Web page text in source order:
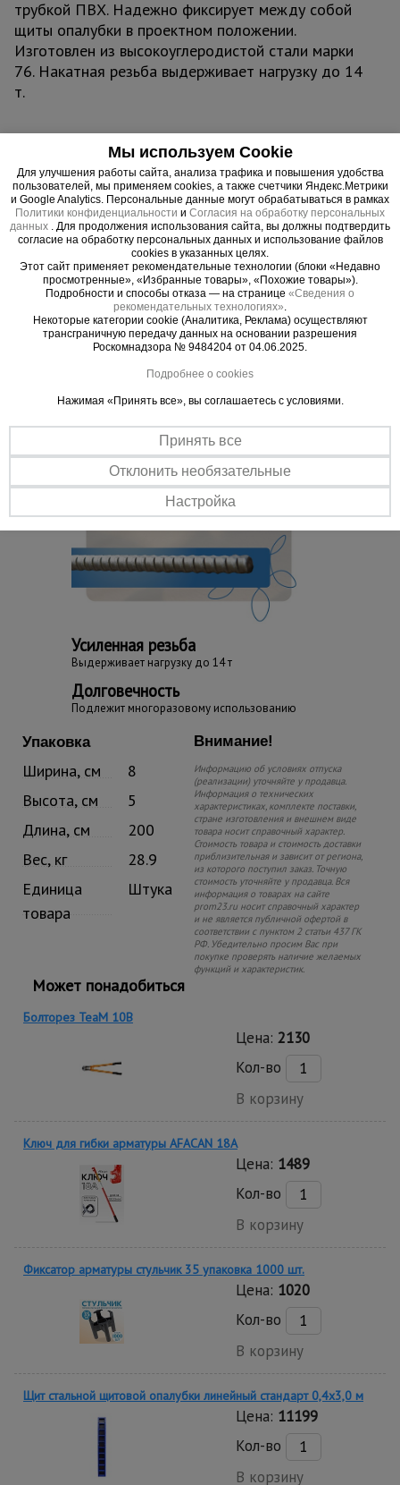
трубкой ПВХ. Надежно фиксирует между собой
щиты опалубки в проектном положении.
Изготовлен из высокоуглеродистой стали марки
76. Накатная резьба выдерживает нагрузку до 14
т.
Важные преимущества –
эффективная работа
Прочность
Сталь повышенной твердости - 76
Эффективность
Легкий монтаж / демонтаж через трубки ПВХ
Усиленная резьба
Выдерживает нагрузку до 14 т
Долговечность
Подлежит многоразовому использованию
Упаковка
Ширина, см
8
Высота, см
5
Длина, см
200
Вес, кг
28.9
Единица
товара
Штука
Внимание!
Информацию об условиях отпуска
(реализации) уточняйте у продавца.
Информация о технических
характеристиках, комплекте поставки,
стране изготовления и внешнем виде
товара носит справочный характер.
Стоимость товара и стоимость доставки
приблизительная и зависит от региона,
из которого поступил заказ. Точную
стоимость уточняйте у продавца. Вся
информация о товарах на сайте
prom23.ru носит справочный характер
и не является публичной офертой в
соответствии с пунктом 2 статьи 437 ГК
РФ. Убедительно просим Вас при
покупке проверять наличие желаемых
функций и характеристик.
Может понадобиться
Болторез TeaM 10B
Цена: 2130
Кол-во
В корзину
Ключ для гибки арматуры AFACAN 18A
Цена: 1489
Кол-во
В корзину
Фиксатор арматуры стульчик 35 упаковка 1000 шт.
Цена: 1020
Кол-во
В корзину
Щит стальной щитовой опалубки линейный стандарт 0,4x3,0 м
Цена: 11199
Кол-во
В корзину
Мы используем Cookie
Для улучшения работы сайта, анализа трафика и повышения удобства
пользователей, мы применяем cookies, а также счетчики Яндекс.Метрики
и Google Analytics. Персональные данные могут обрабатываться в рамках
Политики конфиденциальности и Согласия на обработку персональных
данных
. Для продолжения использования сайта, вы должны подтвердить
согласие на обработку персональных данных и использование файлов
cookies в указанных целях.
Этот сайт применяет рекомендательные технологии (блоки «Недавно
просмотренные», «Избранные товары», «Похожие товары»).
Подробности и способы отказа — на странице «Сведения о
рекомендательных технологиях»
Некоторые категории cookie (Аналитика, Реклама) осуществляют
трансграничную передачу данных на основании разрешения
Роскомнадзора № 9484204 от 04.06.2025.
Подробнее о cookies
Нажимая «Принять все», вы соглашаетесь с условиями.
Принять все
Отклонить необязательные
Настройка